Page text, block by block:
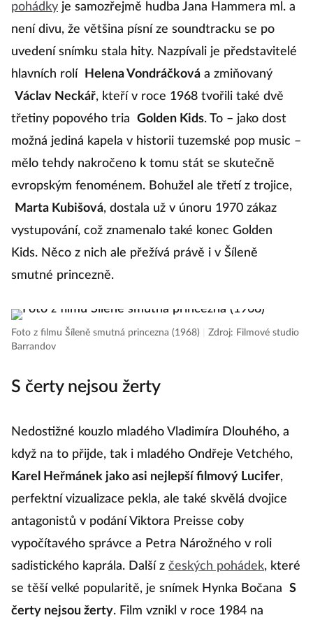
pohádky je samozřejmě hudba Jana Hammera ml. a
není divu, že většina písní ze soundtracku se po
uvedení snímku stala hity. Nazpívali je představitelé
hlavních rolí
Helena Vondráčkováa zmiňovaný
Václav Neckář, kteří v roce 1968 tvořili také dvě
třetiny popového tria
Golden Kids. To – jako dost
možná jediná kapela v historii tuzemské pop music –
mělo tehdy nakročeno k tomu stát se skutečně
evropským fenoménem. Bohužel ale třetí z trojice,
Marta Kubišová, dostala už v únoru 1970 zákaz
vystupování, což znamenalo také konec Golden
Kids. Něco z nich ale přežívá právě i v Šíleně
smutné princezně.
Foto z filmu Šíleně smutná princezna (1968)
Zdroj: Filmové studio
Barrandov
S čerty nejsou žerty
Nedostižné kouzlo mladého Vladimíra Dlouhého, a
když na to přijde, tak i mladého Ondřeje Vetchého,
Karel Heřmánek jako asi nejlepší filmový Lucifer,
perfektní vizualizace pekla, ale také skvělá dvojice
antagonistů v podání Viktora Preisse coby
vypočítavého správce a Petra Nárožného v roli
sadistického kaprála. Další z českých pohádek, které
se těší velké popularitě, je snímek Hynka Bočana
S
čerty nejsou žerty. Film vznikl v roce 1984 na